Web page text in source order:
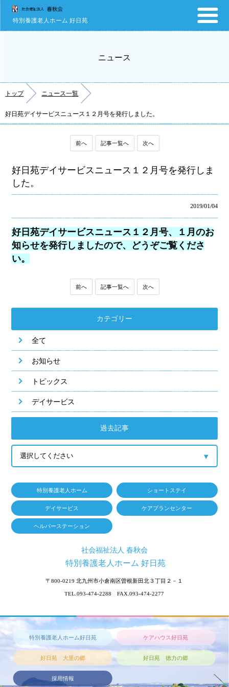
特別養護老人ホーム 好日苑
ニュース
トップ ニュース一覧
好日苑デイサービスニュース１２月号を発行しました。
カテゴリー
全て
お知らせ
トピックス
デイサービス
過去記事
前へ 記事一覧へ 次へ
好日苑デイサービスニュース１２月号を発行しま
した。
2019/01/04
好日苑デイサービスニュース１２月号、１月のお
知らせを発行しましたので、どうぞご覧くださ
い。
前へ 記事一覧へ 次へ
特別養護老人ホーム ショートステイ
デイサービス ケアプランセンター
ヘルパーステーション
社会福祉法人 春秋会
特別養護老人ホーム 好日苑
〒800-0219 北九州市小倉南区曽根新田北３丁目２－１
TEL.093-474-2288 FAX.093-474-2277
特別養護老人ホーム好日苑 ケアハウス好日苑
好日苑 大里の郷 好日苑 徳力の郷
採用情報